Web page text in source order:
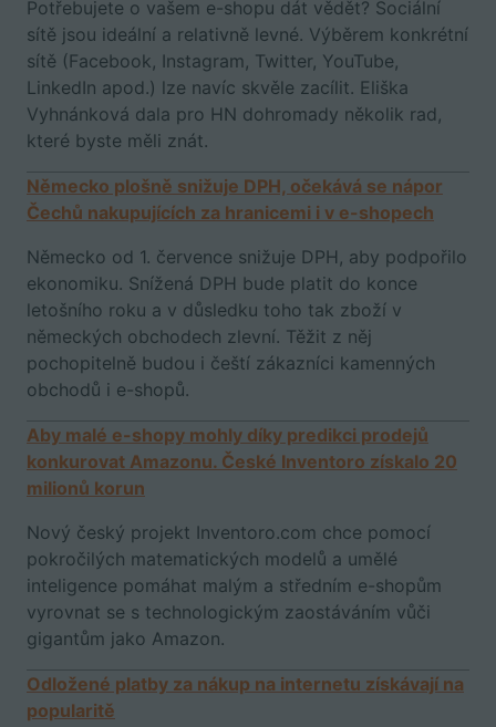
Potřebujete o vašem e-shopu dát vědět? Sociální
sítě jsou ideální a relativně levné. Výběrem konkrétní
sítě (Facebook, Instagram, Twitter, YouTube,
LinkedIn apod.) lze navíc skvěle zacílit. Eliška
Vyhnánková dala pro HN dohromady několik rad,
které byste měli znát.
Německo plošně snižuje DPH, očekává se nápor
Čechů nakupujících za hranicemi i v e-shopech
Německo od 1. července snižuje DPH, aby podpořilo
ekonomiku. Snížená DPH bude platit do konce
letošního roku a v důsledku toho tak zboží v
německých obchodech zlevní. Těžit z něj
pochopitelně budou i čeští zákazníci kamenných
obchodů i e-shopů.
Aby malé e-shopy mohly díky predikci prodejů
konkurovat Amazonu. České Inventoro získalo 20
milionů korun
Nový český projekt Inventoro.com chce pomocí
pokročilých matematických modelů a umělé
inteligence pomáhat malým a středním e-shopům
vyrovnat se s technologickým zaostáváním vůči
gigantům jako Amazon.
Odložené platby za nákup na internetu získávají na
popularitě